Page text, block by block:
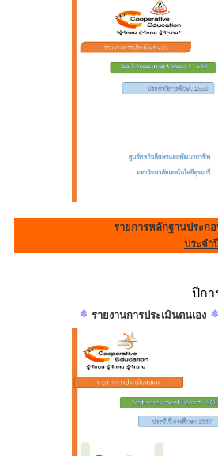
รายการหลักฐานประก
ประจำ
ปีกา
รายงานการประเมินตนเอง